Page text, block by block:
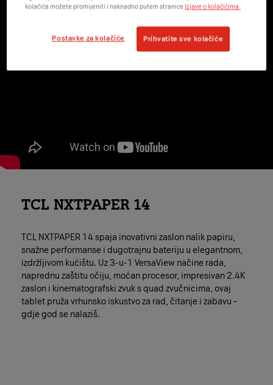
TCL NXTPAPER 14
TCL NXTPAPER 14 spaja inovativni zaslon nalik papiru,
snažne performanse i dugotrajnu bateriju u elegantnom,
izdržljivom kućištu. Uz 3-u-1 VersaView načine rada,
naprednu zaštitu očiju, moćan procesor, impresivan 2.4K
zaslon i kinematografski zvuk s quad zvučnicima, ovaj
tablet pruža vrhunsko iskustvo za rad, čitanje i zabavu –
gdje god se nalaziš.
kolačića možete promijeniti i naknadno putem stranice Izjave o kolačićima.
Postavke za kolačiće Prihvatite sve kolačiće